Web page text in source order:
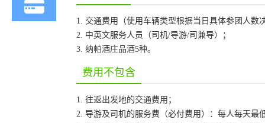
1. 交通费用（使用车辆类型根据当日具体参团人数
2. 中英文服务人员（司机/导游/司兼导）；
3. 纳帕酒庄品酒5种。
费用不包含
1. 往返出发地的交通费用；
2. 导游及司机的服务费（必付费用）：每人每天最